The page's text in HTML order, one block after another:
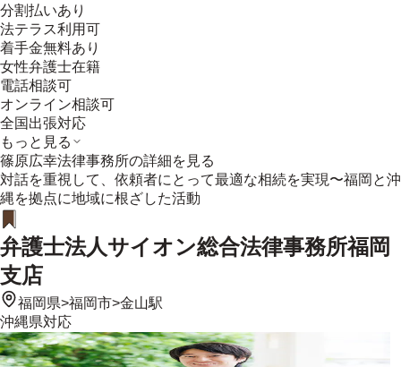
分割払いあり
法テラス利用可
着手金無料あり
女性弁護士在籍
電話相談可
オンライン相談可
全国出張対応
もっと見る
篠原広幸法律事務所の詳細を見る
対話を重視して、依頼者にとって最適な相続を実現〜福岡と沖
縄を拠点に地域に根ざした活動
弁護士法人サイオン総合法律事務所福岡
支店
福岡県>福岡市>金山駅
沖縄県対応